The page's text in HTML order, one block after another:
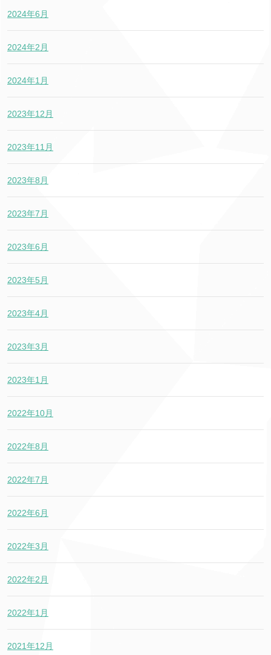
2024年6月
2024年2月
2024年1月
2023年12月
2023年11月
2023年8月
2023年7月
2023年6月
2023年5月
2023年4月
2023年3月
2023年1月
2022年10月
2022年8月
2022年7月
2022年6月
2022年3月
2022年2月
2022年1月
2021年12月